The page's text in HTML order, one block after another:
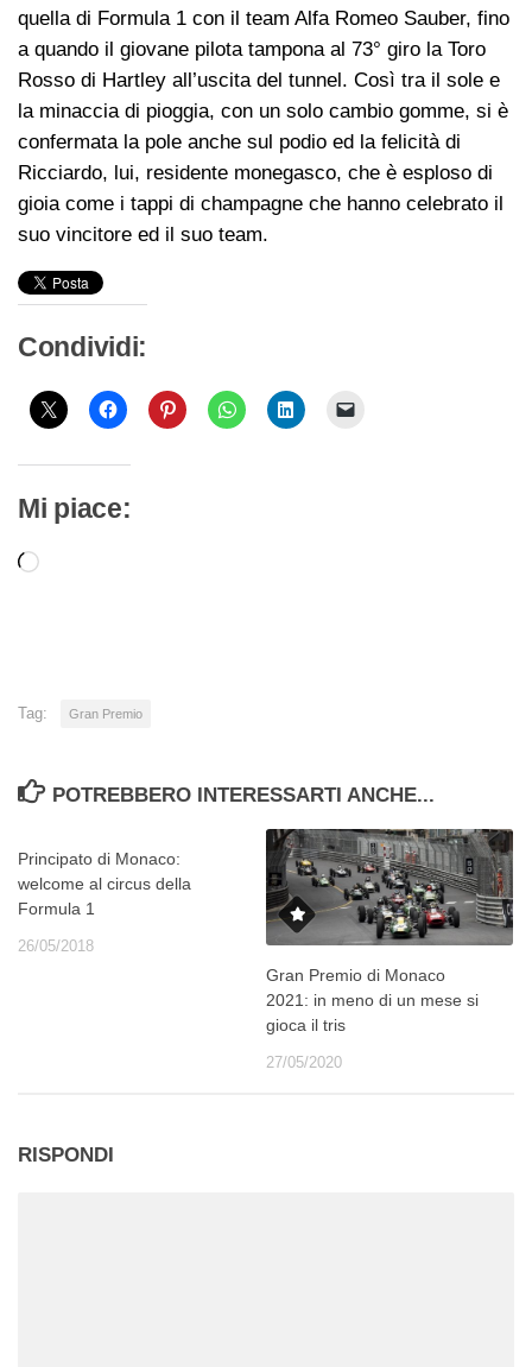
quella di Formula 1 con il team Alfa Romeo Sauber, fino
a quando il giovane pilota tampona al 73° giro la Toro
Rosso di Hartley all’uscita del tunnel. Così tra il sole e
la minaccia di pioggia, con un solo cambio gomme, si è
confermata la pole anche sul podio ed la felicità di
Ricciardo, lui, residente monegasco, che è esploso di
gioia come i tappi di champagne che hanno celebrato il
suo vincitore ed il suo team.
Condividi:
Mi piace:
Caricamento
Tag: Gran Premio
POTREBBERO INTERESSARTI ANCHE...
Principato di Monaco:
welcome al circus della
Formula 1
26/05/2018
Gran Premio di Monaco
2021: in meno di un mese si
gioca il tris
27/05/2020
RISPONDI